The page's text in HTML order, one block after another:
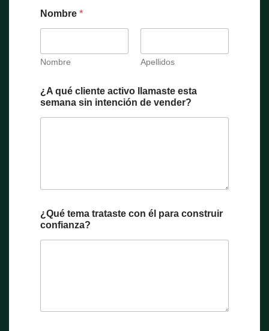
Nombre *
Nombre Apellidos
¿A qué cliente activo llamaste esta
semana sin intención de vender?
¿Qué tema trataste con él para construir
confianza?